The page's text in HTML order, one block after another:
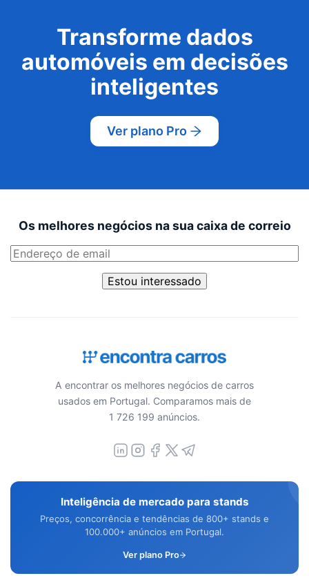
Transforme dados
automóveis em decisões
inteligentes
Ver plano Pro
Os melhores negócios na sua caixa de correio
Estou interessado
A encontrar os melhores negócios de carros
usados em Portugal. Comparamos mais de
1 726 199 anúncios.
Inteligência de mercado para stands
Preços, concorrência e tendências de 800+ stands e
100.000+ anúncios em Portugal.
Ver plano Pro